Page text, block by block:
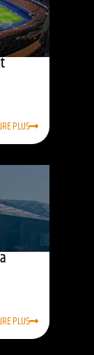
PLUS
PLUS